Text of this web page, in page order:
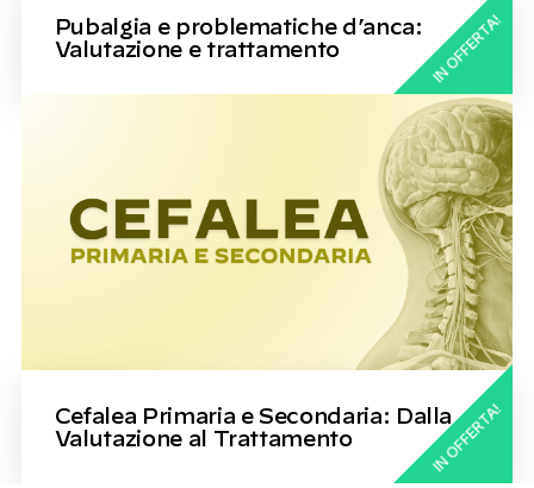
IN OFFERTA!
Pubalgia e problematiche d’anca:
Valutazione e trattamento
IN OFFERTA!
Cefalea Primaria e Secondaria: Dalla
Valutazione al Trattamento